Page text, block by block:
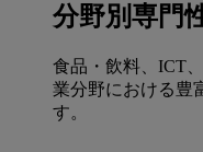
分野別専門
食品・飲料、ICT
業分野における豊
す。